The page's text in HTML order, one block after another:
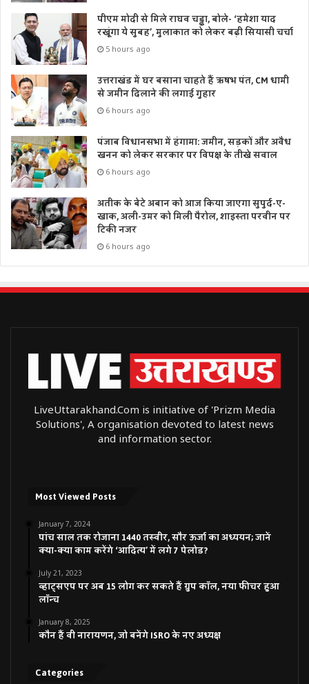
पीएम मोदी से मिले राघव चड्ढा, बोले- ‘हमेशा याद
रखूंगा ये सुबह’, मुलाकात को लेकर बढ़ी सियासी चर्चा
5 hours ago
उत्तराखंड में घर बसाना चाहते हैं ऋषभ पंत, CM धामी
से जमीन दिलाने की लगाई गुहार
6 hours ago
पंजाब विधानसभा में हंगामा: जमीन, सड़कों और अवैध
खनन को लेकर सरकार पर विपक्ष के तीखे सवाल
6 hours ago
अतीक के बेटे अबान को आज किया जाएगा सुपुर्द-ए-
खाक, अली-उमर को मिली पैरोल, शाइस्ता परवीन पर
टिकी नजर
6 hours ago
LiveUttarakhand.Com is initiative of 'Prizm Media
Solutions', A organisation devoted to latest news
and information sector.
Most Viewed Posts
January 7, 2024
पांच साल तक रोजाना 1440 तस्वीर, सौर ऊर्जा का अध्ययन; जानें
क्या-क्या काम करेंगे ‘आदित्य’ में लगे 7 पेलोड?
July 21, 2023
व्हाट्सएप पर अब 15 लोग कर सकते हैं ग्रुप कॉल, नया फीचर हुआ
लॉन्च
January 8, 2025
कौन हैं वी नारायणन, जो बनेंगे ISRO के नए अध्यक्ष
Categories